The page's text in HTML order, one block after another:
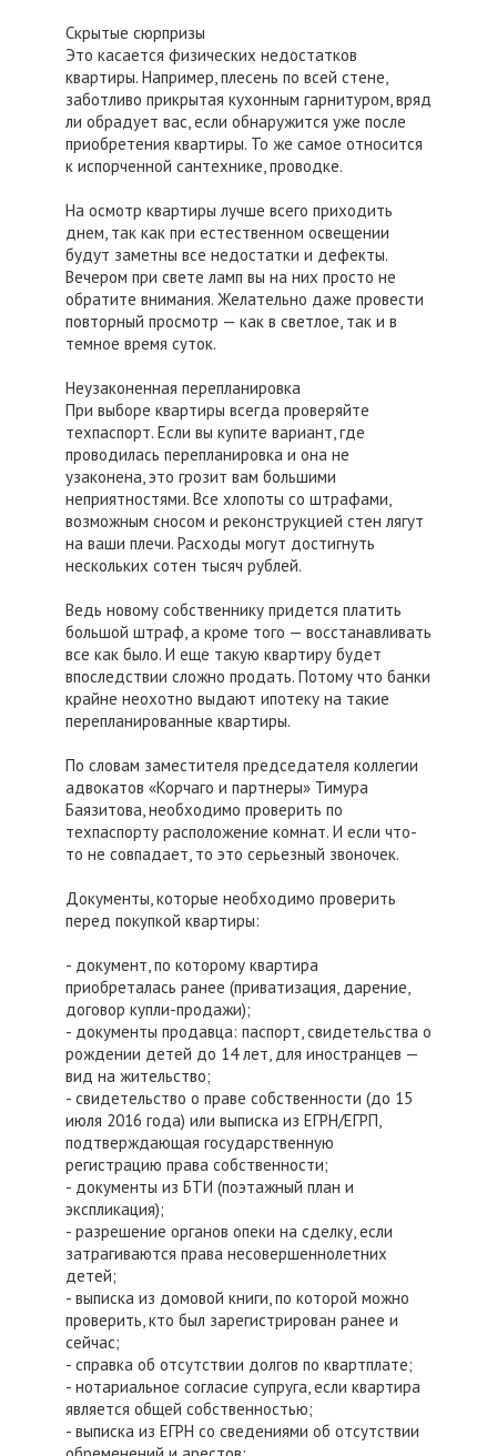
Скрытые сюрпризы
Это касается физических недостатков
квартиры. Например, плесень по всей стене,
заботливо прикрытая кухонным гарнитуром, вряд
ли обрадует вас, если обнаружится уже после
приобретения квартиры. То же самое относится
к испорченной сантехнике, проводке.
На осмотр квартиры лучше всего приходить
днем, так как при естественном освещении
будут заметны все недостатки и дефекты.
Вечером при свете ламп вы на них просто не
обратите внимания. Желательно даже провести
повторный просмотр — как в светлое, так и в
темное время суток.
Неузаконенная перепланировка
При выборе квартиры всегда проверяйте
техпаспорт. Если вы купите вариант, где
проводилась перепланировка и она не
узаконена, это грозит вам большими
неприятностями. Все хлопоты со штрафами,
возможным сносом и реконструкцией стен лягут
на ваши плечи. Расходы могут достигнуть
нескольких сотен тысяч рублей.
Ведь новому собственнику придется платить
большой штраф, а кроме того — восстанавливать
все как было. И еще такую квартиру будет
впоследствии сложно продать. Потому что банки
крайне неохотно выдают ипотеку на такие
перепланированные квартиры.
По словам заместителя председателя коллегии
адвокатов «Корчаго и партнеры» Тимура
Баязитова, необходимо проверить по
техпаспорту расположение комнат. И если что-
то не совпадает, то это серьезный звоночек.
Документы, которые необходимо проверить
перед покупкой квартиры:
- документ, по которому квартира
приобреталась ранее (приватизация, дарение,
договор купли-продажи);
- документы продавца: паспорт, свидетельства о
рождении детей до 14 лет, для иностранцев —
вид на жительство;
- свидетельство о праве собственности (до 15
июля 2016 года) или выписка из ЕГРН/ЕГРП,
подтверждающая государственную
регистрацию права собственности;
- документы из БТИ (поэтажный план и
экспликация);
- разрешение органов опеки на сделку, если
затрагиваются права несовершеннолетних
детей;
- выписка из домовой книги, по которой можно
проверить, кто был зарегистрирован ранее и
сейчас;
- справка об отсутствии долгов по квартплате;
- нотариальное согласие супруга, если квартира
является общей собственностью;
- выписка из ЕГРН со сведениями об отсутствии